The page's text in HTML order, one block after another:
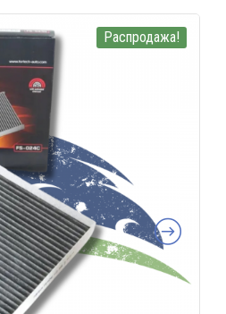
Распродажа!